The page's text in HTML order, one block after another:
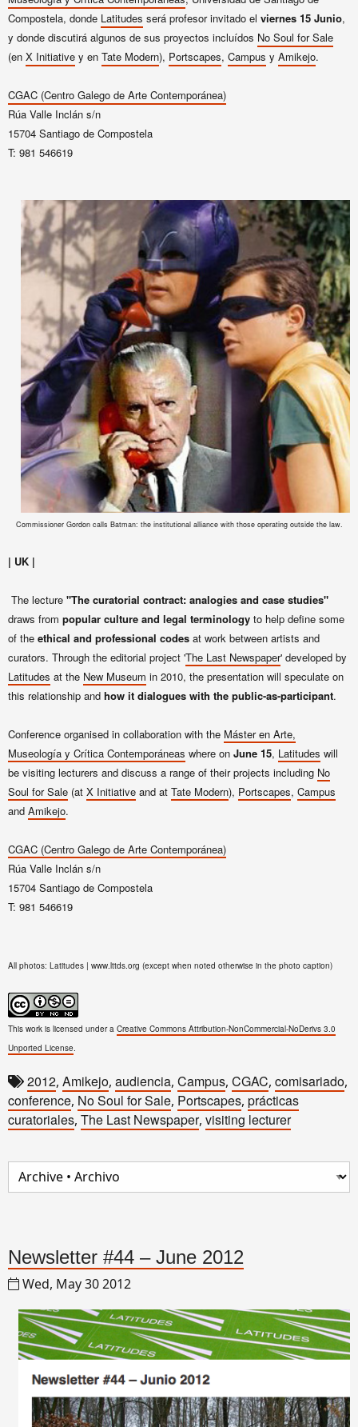
Compostela, donde Latitudes será profesor invitado el viernes 15 Junio,
y donde discutirá algunos de sus proyectos incluídos No Soul for Sale
(en X Initiative y en Tate Modern), Portscapes, Campus y Amikejo.
CGAC (Centro Galego de Arte Contemporánea)
Rúa Valle Inclán s/n
15704 Santiago de Compostela
T: 981 546619
Commissioner Gordon calls Batman: the institutional alliance with those operating outside the law.
| UK |
The lecture "The curatorial contract: analogies and case studies"
draws from popular culture and legal terminology to help define some
of the ethical and professional codes at work between artists and
curators. Through the editorial project 'The Last Newspaper' developed by
Latitudes at the New Museum in 2010, the presentation will speculate on
this relationship and how it dialogues with the public-as-participant.
Conference organised in collaboration with the Máster en Arte,
Museología y Crítica Contemporáneas where on June 15, Latitudes will
be visiting lecturers and discuss a range of their projects including No
Soul for Sale (at X Initiative and at Tate Modern), Portscapes, Campus
and Amikejo.
CGAC (Centro Galego de Arte Contemporánea)
Rúa Valle Inclán s/n
15704 Santiago de Compostela
T: 981 546619
All photos: Latitudes | www.lttds.org (except when noted otherwise in the photo caption)
This work is licensed under a Creative Commons Attribution-NonCommercial-NoDerivs 3.0
Unported License
2012, Amikejo, audiencia, Campus, CGAC, comisariado,
conference, No Soul for Sale, Portscapes, prácticas
curatoriales, The Last Newspaper, visiting lecturer
Newsletter #44 – June 2012
Wed, May 30 2012